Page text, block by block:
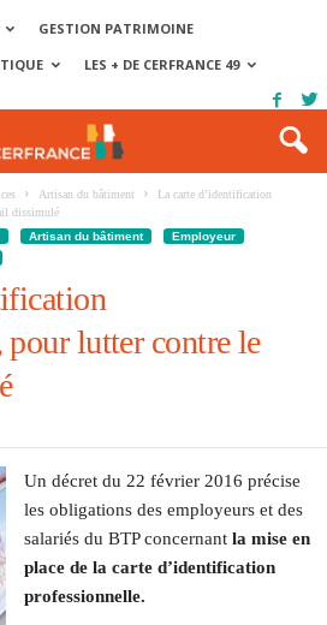
GESTION PATRIMOINE
LES + DE CERFRANCE 49
Artisan du bâtiment
La carte d’identification
dissimulé
Artisan du bâtiment
Employeur
lutter contre le
Un décret du 22 février 2016 précise
les obligations des employeurs et des
salariés du BTP concernantla mise en
place de la carte d’identification
professionnelle.